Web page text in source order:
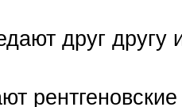
друг